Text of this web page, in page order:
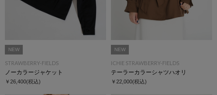
NEW
STRAWBERRY-FIELDS
ノーカラージャケット
￥26,400(税込)
NEW
ICHIE STRAWBERRY-FIELDS
テーラーカラーシャツハオリ
￥22,000(税込)